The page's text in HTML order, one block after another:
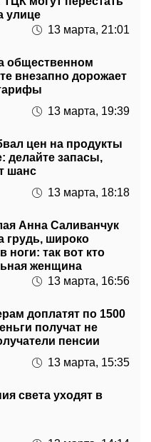
13 марта, 21:01
общественном
13 марта, 19:39
цен на продукты
шанс
13 марта, 18:18
Анна Саливанчук
ноги: так вот кто
женщина
13 марта, 16:56
доплатят по 1500
пенсии
13 марта, 15:35
света уходят в